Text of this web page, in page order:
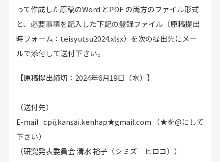
って作成した原稿のWord とPDF の両方のファイル形式
と、必要事項を記入した下記の登録ファイル（原稿提出
時フォーム：teisyutsu2024.xlsx）を次の提出先にメー
ルで添付して送付下さい。
【原稿提出締切：2024年6月19日（水）】
（送付先）
E-mail : cpij.kansai.kenhap★gmail.com （★を@にして
下さい）
（研究発表委員会 清水 裕子（シミズ ヒロコ））